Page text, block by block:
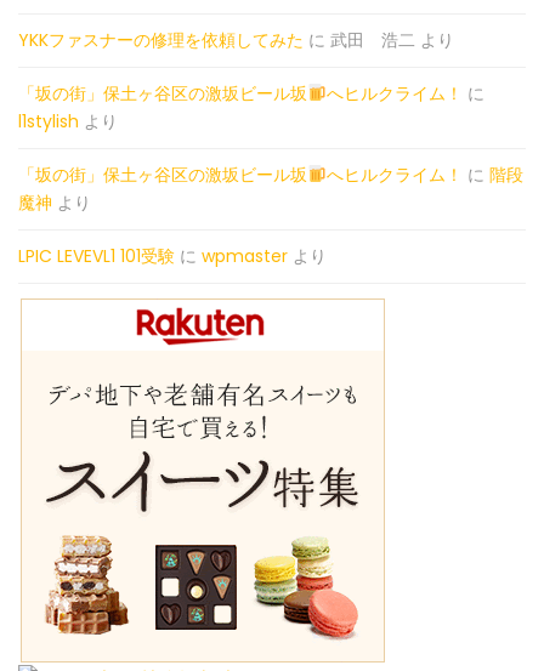
YKKファスナーの修理を依頼してみた に 武田 浩二 より
「坂の街」保土ヶ谷区の激坂ビール坂 へヒルクライム！ に
l1stylish より
「坂の街」保土ヶ谷区の激坂ビール坂 へヒルクライム！ に 階段
魔神 より
LPIC LEVEVL1 101受験 に wpmaster より